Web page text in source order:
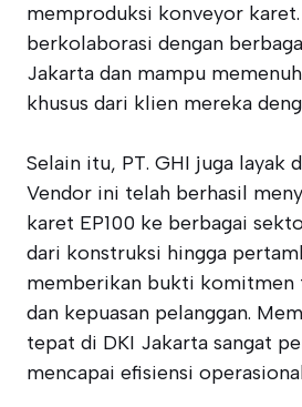
memproduksi konveyor
berkolaborasi dengan
Jakarta dan mampu
khusus dari klien mereka
Selain itu, PT. GHI juga layak
Vendor ini telah berhasil
karet EP100 ke berbagai
dari konstruksi hingga
memberikan bukti komitmen
dan kepuasan pelanggan.
tepat di DKI Jakarta sangat
mencapai efisiensi